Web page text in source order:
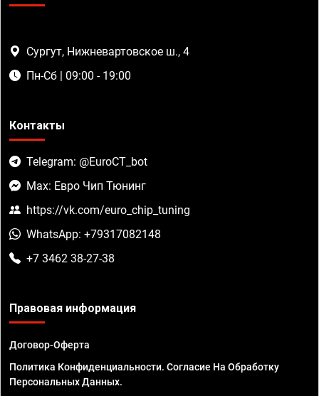
Сургут, Нижневартовское ш., 4
Пн-Сб | 09:00 - 19:00
Контакты
Telegram: @EuroCT_bot
Max: Евро Чип Тюнинг
https://vk.com/euro_chip_tuning
WhatsApp: +79317082148
+7 3462 38-27-38
Правовая информация
Договор-Оферта
Политика Конфиденциальности. Согласие На Обработку
Персональных Данных.